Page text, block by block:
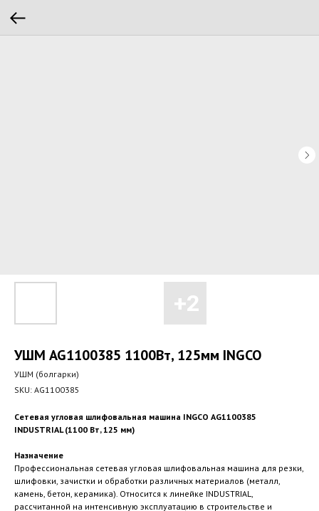
УШМ AG1100385 1100Вт, 125мм INGCO
УШМ (болгарки)
SKU: AG1100385
Сетевая угловая шлифовальная машина INGCO AG1100385
INDUSTRIAL (1100 Вт, 125 мм)
Назначение
Профессиональная сетевая угловая шлифовальная машина для резки,
шлифовки, зачистки и обработки различных материалов (металл,
камень, бетон, керамика). Относится к линейке INDUSTRIAL,
рассчитанной на интенсивную эксплуатацию в строительстве и